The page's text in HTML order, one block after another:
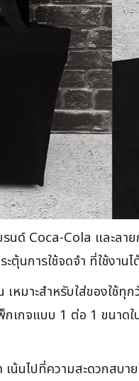
ด์ Coca-Cola และลา
นการใช้จดจำ ที่ใช้งาน
มาะสำหรับใส่ของใช้ทุ
กเกจแบบ 1 ต่อ 1 ขน
นไปที่ความสะดวกสบ